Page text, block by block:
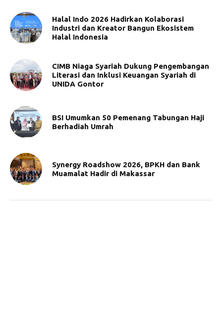
Halal Indo 2026 Hadirkan Kolaborasi
Industri dan Kreator Bangun Ekosistem
Halal Indonesia
CIMB Niaga Syariah Dukung Pengembangan
Literasi dan Inklusi Keuangan Syariah di
UNIDA Gontor
BSI Umumkan 50 Pemenang Tabungan Haji
Berhadiah Umrah
Synergy Roadshow 2026, BPKH dan Bank
Muamalat Hadir di Makassar